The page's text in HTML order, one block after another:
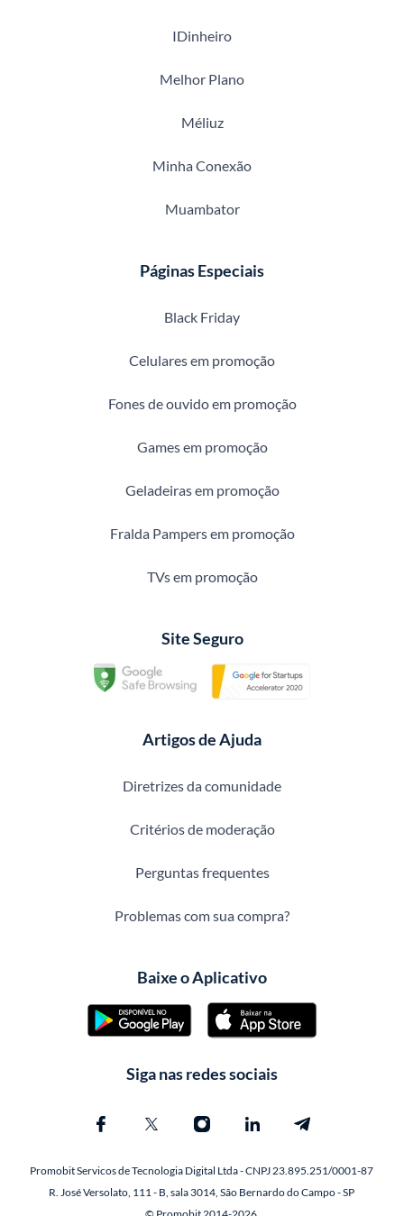
IDinheiro
Melhor Plano
Méliuz
Minha Conexão
Muambator
Páginas Especiais
Black Friday
Celulares em promoção
Fones de ouvido em promoção
Games em promoção
Geladeiras em promoção
Fralda Pampers em promoção
TVs em promoção
Site Seguro
Artigos de Ajuda
Diretrizes da comunidade
Critérios de moderação
Perguntas frequentes
Problemas com sua compra?
Baixe o Aplicativo
Siga nas redes sociais
Promobit Servicos de Tecnologia Digital Ltda - CNPJ 23.895.251/0001-87
R. José Versolato, 111 - B, sala 3014, São Bernardo do Campo - SP